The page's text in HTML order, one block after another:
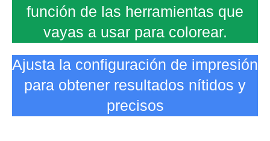
función de las herramientas que
vayas a usar para colorear.
Ajusta la configuración de impresión
para obtener resultados nítidos y
precisos